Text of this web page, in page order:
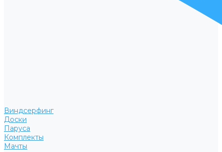
Виндсерфинг
Доски
Паруса
Комплекты
Мачты